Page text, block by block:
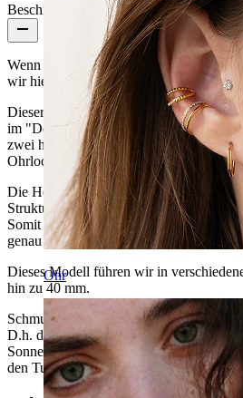
Ohr
Beschreibung
Wenn du mit deinem Stretch schon ein
wir hier einen speziellen Tunnel für dich.
Dieser Tunnel wurde aus dem schönen
im "Double Flat Flare" gestaltet, was
zwei hohe Kanten und eine etwas
Ohrloch sitzt.
Die Holzart stammt aus dem südlichen
Struktur, mit Farben die von rötlich/lila
Somit ist es unmöglich zwei identische
genau das ist es ja, was organischen
Dieses Modell führen wir in
hin zu 40 mm.
Schmuck aus Holz bedarf einer
D.h. du darfst das Schmuckstück keiner
Sonneneinstrahlung aussetzen, da Holz
den Tunnel in einer gut durchlüfteten